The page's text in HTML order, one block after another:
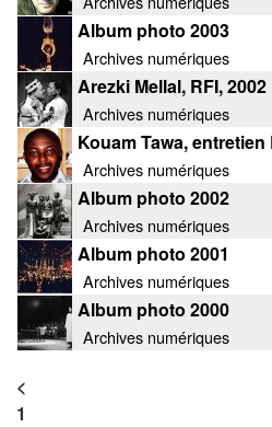
Album photo 2003
Archives numériques
Arezki Mellal, RFI, 2002
Archives numériques
Kouam Tawa, entretien
Archives numériques
Album photo 2002
Archives numériques
Album photo 2001
Archives numériques
Album photo 2000
Archives numériques
<
1